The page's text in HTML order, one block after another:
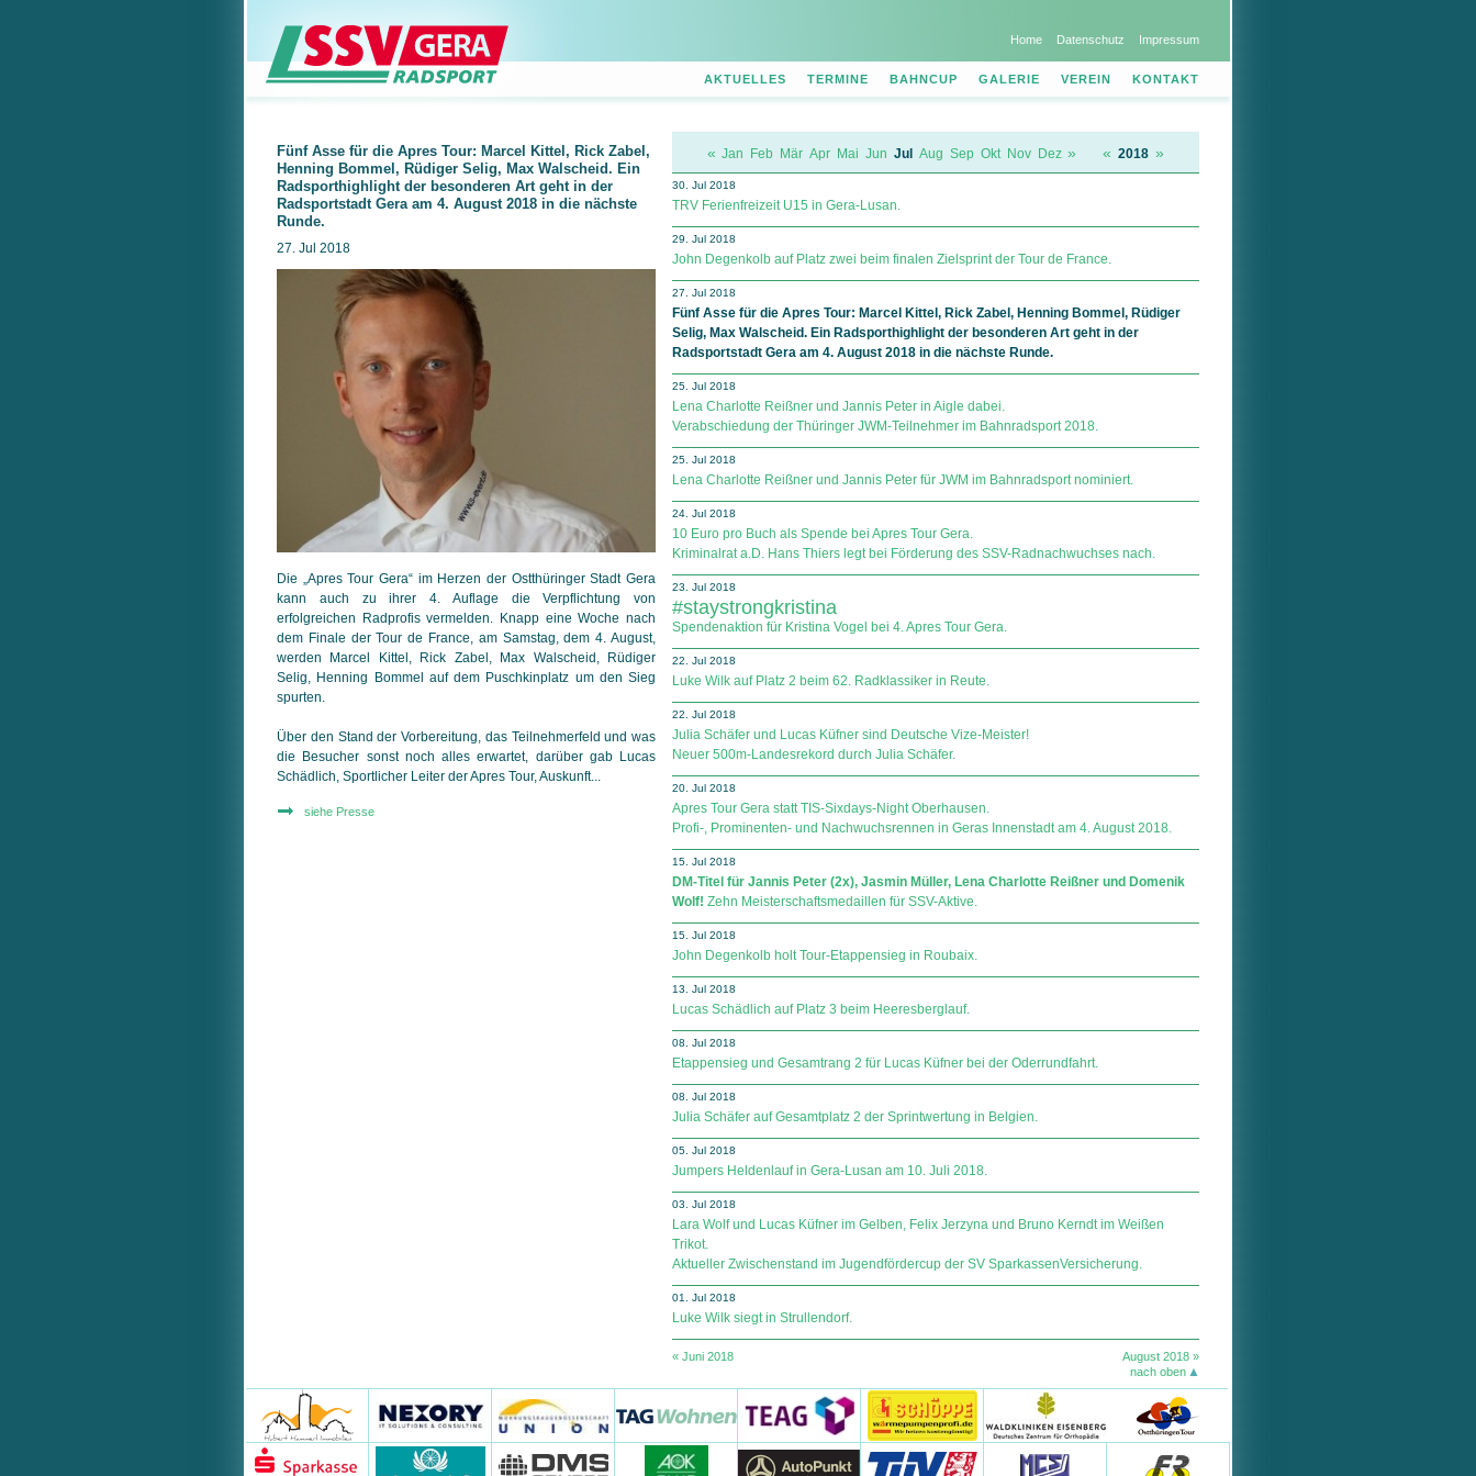
Home Datenschutz Impressum
AKTUELLES TERMINE BAHNCUP GALERIE VEREIN KONTAKT
Fünf Asse für die Apres Tour: Marcel Kittel, Rick Zabel,
Henning Bommel, Rüdiger Selig, Max Walscheid. Ein
Radsporthighlight der besonderen Art geht in der
Radsportstadt Gera am 4. August 2018 in die nächste
Runde.
27. Jul 2018
Die „Apres Tour Gera“ im Herzen der Ostthüringer Stadt Gera
kann auch zu ihrer 4. Auflage die Verpflichtung von
erfolgreichen Radprofis vermelden. Knapp eine Woche nach
dem Finale der Tour de France, am Samstag, dem 4. August,
werden Marcel Kittel, Rick Zabel, Max Walscheid, Rüdiger
Selig, Henning Bommel auf dem Puschkinplatz um den Sieg
spurten.
Über den Stand der Vorbereitung, das Teilnehmerfeld und was
die Besucher sonst noch alles erwartet, darüber gab Lucas
Schädlich, Sportlicher Leiter der Apres Tour, Auskunft...
siehe Presse
« Jan Feb Mär Apr Mai Jun Jul Aug Sep Okt Nov Dez » « 2018 »
30. Jul 2018
TRV Ferienfreizeit U15 in Gera-Lusan.
29. Jul 2018
John Degenkolb auf Platz zwei beim finalen Zielsprint der Tour de France.
27. Jul 2018
Fünf Asse für die Apres Tour: Marcel Kittel, Rick Zabel, Henning Bommel, Rüdiger
Selig, Max Walscheid. Ein Radsporthighlight der besonderen Art geht in der
Radsportstadt Gera am 4. August 2018 in die nächste Runde.
25. Jul 2018
Lena Charlotte Reißner und Jannis Peter in Aigle dabei.
Verabschiedung der Thüringer JWM-Teilnehmer im Bahnradsport 2018.
25. Jul 2018
Lena Charlotte Reißner und Jannis Peter für JWM im Bahnradsport nominiert.
24. Jul 2018
10 Euro pro Buch als Spende bei Apres Tour Gera.
Kriminalrat a.D. Hans Thiers legt bei Förderung des SSV-Radnachwuchses nach.
23. Jul 2018
#staystrongkristina
Spendenaktion für Kristina Vogel bei 4. Apres Tour Gera.
22. Jul 2018
Luke Wilk auf Platz 2 beim 62. Radklassiker in Reute.
22. Jul 2018
Julia Schäfer und Lucas Küfner sind Deutsche Vize-Meister!
Neuer 500m-Landesrekord durch Julia Schäfer.
20. Jul 2018
Apres Tour Gera statt TIS-Sixdays-Night Oberhausen.
Profi-, Prominenten- und Nachwuchsrennen in Geras Innenstadt am 4. August 2018.
15. Jul 2018
DM-Titel für Jannis Peter (2x), Jasmin Müller, Lena Charlotte Reißner und Domenik
Wolf! Zehn Meisterschaftsmedaillen für SSV-Aktive.
15. Jul 2018
John Degenkolb holt Tour-Etappensieg in Roubaix.
13. Jul 2018
Lucas Schädlich auf Platz 3 beim Heeresberglauf.
08. Jul 2018
Etappensieg und Gesamtrang 2 für Lucas Küfner bei der Oderrundfahrt.
08. Jul 2018
Julia Schäfer auf Gesamtplatz 2 der Sprintwertung in Belgien.
05. Jul 2018
Jumpers Heldenlauf in Gera-Lusan am 10. Juli 2018.
03. Jul 2018
Lara Wolf und Lucas Küfner im Gelben, Felix Jerzyna und Bruno Kerndt im Weißen
Trikot.
Aktueller Zwischenstand im Jugendfördercup der SV Spar­kas­sen­Ver­si­che­rung.
01. Jul 2018
Luke Wilk siegt in Strullendorf.
« Juni 2018
August 2018 »
nach oben